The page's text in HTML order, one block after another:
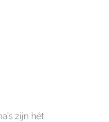
zijn hét